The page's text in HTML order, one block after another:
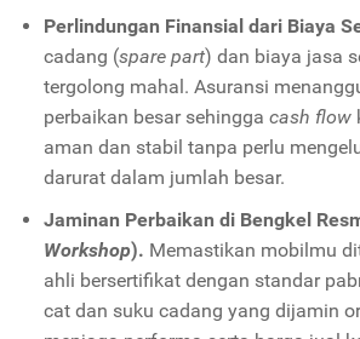
Perlindungan Finansial dari Biaya
cadang (spare part) dan biaya jasa
tergolong mahal. Asuransi
perbaikan besar sehingga cash flow
aman dan stabil tanpa perlu
darurat dalam jumlah besar.
Jaminan Perbaikan di Bengkel
Workshop). Memastikan mobilmu
ahli bersertifikat dengan standar
cat dan suku cadang yang dijamin